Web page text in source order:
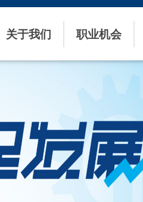
关于我们 职业机会